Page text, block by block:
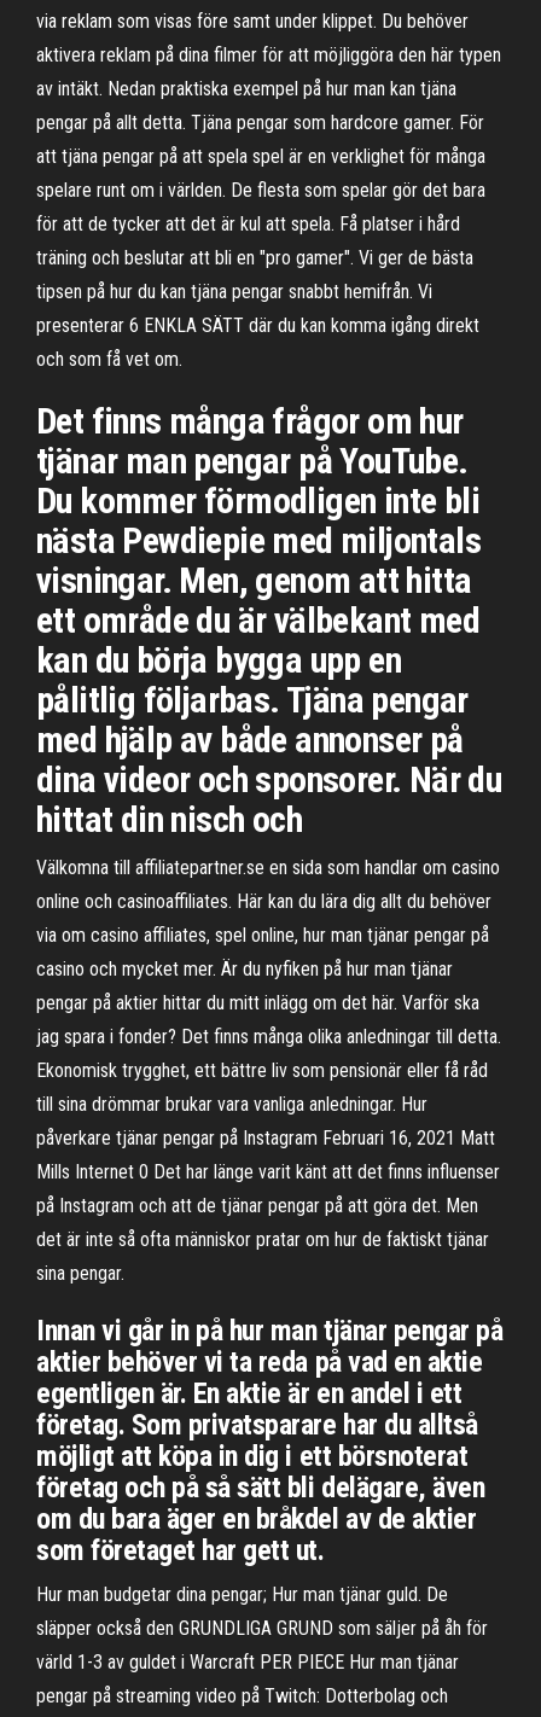
via reklam som visas före samt under klippet. Du behöver
aktivera reklam på dina filmer för att möjliggöra den här typen
av intäkt. Nedan praktiska exempel på hur man kan tjäna
pengar på allt detta. Tjäna pengar som hardcore gamer. För
att tjäna pengar på att spela spel är en verklighet för många
spelare runt om i världen. De flesta som spelar gör det bara
för att de tycker att det är kul att spela. Få platser i hård
träning och beslutar att bli en "pro gamer". Vi ger de bästa
tipsen på hur du kan tjäna pengar snabbt hemifrån. Vi
presenterar 6 ENKLA SÄTT där du kan komma igång direkt
och som få vet om.
Det finns många frågor om hur
tjänar man pengar på YouTube.
Du kommer förmodligen inte bli
nästa Pewdiepie med miljontals
visningar. Men, genom att hitta
ett område du är välbekant med
kan du börja bygga upp en
pålitlig följarbas. Tjäna pengar
med hjälp av både annonser på
dina videor och sponsorer. När du
hittat din nisch och
Välkomna till affiliatepartner.se en sida som handlar om casino
online och casinoaffiliates. Här kan du lära dig allt du behöver
via om casino affiliates, spel online, hur man tjänar pengar på
casino och mycket mer. Är du nyfiken på hur man tjänar
pengar på aktier hittar du mitt inlägg om det här. Varför ska
jag spara i fonder? Det finns många olika anledningar till detta.
Ekonomisk trygghet, ett bättre liv som pensionär eller få råd
till sina drömmar brukar vara vanliga anledningar. Hur
påverkare tjänar pengar på Instagram Februari 16, 2021 Matt
Mills Internet 0 Det har länge varit känt att det finns influenser
på Instagram och att de tjänar pengar på att göra det. Men
det är inte så ofta människor pratar om hur de faktiskt tjänar
sina pengar.
Innan vi går in på hur man tjänar pengar på
aktier behöver vi ta reda på vad en aktie
egentligen är. En aktie är en andel i ett
företag. Som privatsparare har du alltså
möjligt att köpa in dig i ett börsnoterat
företag och på så sätt bli delägare, även
om du bara äger en bråkdel av de aktier
som företaget har gett ut.
Hur man budgetar dina pengar; Hur man tjänar guld. De
släpper också den GRUNDLIGA GRUND som säljer på åh för
värld 1-3 av guldet i Warcraft PER PIECE Hur man tjänar
pengar på streaming video på Twitch: Dotterbolag och